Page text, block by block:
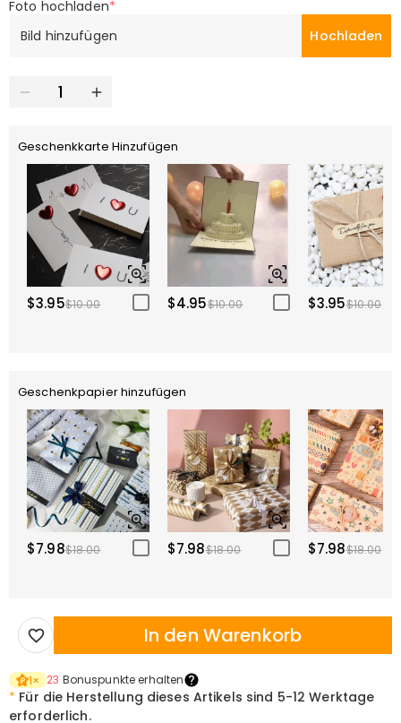
Foto hochladen*
Bild hinzufügen
Hochladen
Geschenkkarte Hinzufügen
$3.95$10.00 $4.95$10.00 $3.95$10.00
Geschenkpapier hinzufügen
$7.98$18.00 $7.98$18.00 $7.98$18.00
In den Warenkorb
1× 23 Bonuspunkte erhalten
* Für die Herstellung dieses Artikels sind 5-12 Werktage
erforderlich.